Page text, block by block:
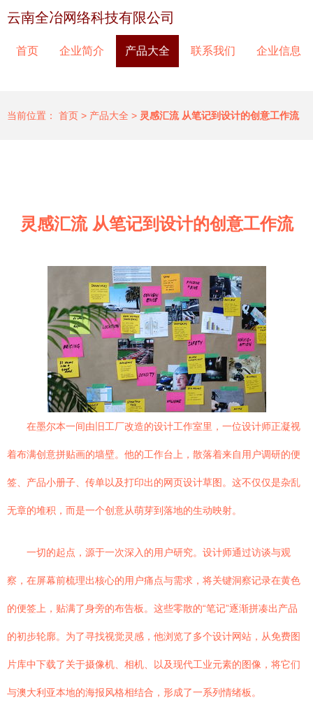
云南全冶网络科技有限公司
首页 企业简介 产品大全 联系我们 企业信息
当前位置： 首页 > 产品大全 > 灵感汇流 从笔记到设计的创意工作流
灵感汇流 从笔记到设计的创意工作流
在墨尔本一间由旧工厂改造的设计工作室里，一位设计师正凝视
着布满创意拼贴画的墙壁。他的工作台上，散落着来自用户调研的便
签、产品小册子、传单以及打印出的网页设计草图。这不仅仅是杂乱
无章的堆积，而是一个创意从萌芽到落地的生动映射。
一切的起点，源于一次深入的用户研究。设计师通过访谈与观
察，在屏幕前梳理出核心的用户痛点与需求，将关键洞察记录在黄色
的便签上，贴满了身旁的布告板。这些零散的“笔记”逐渐拼凑出产品
的初步轮廓。为了寻找视觉灵感，他浏览了多个设计网站，从免费图
片库中下载了关于摄像机、相机、以及现代工业元素的图像，将它们
与澳大利亚本地的海报风格相结合，形成了一系列情绪板。